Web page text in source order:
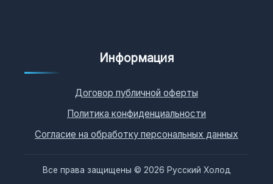
Информация
Договор публичной оферты
Политика конфиденциальности
Согласие на обработку персональных данных
Все права защищены © 2026 Русский Холод